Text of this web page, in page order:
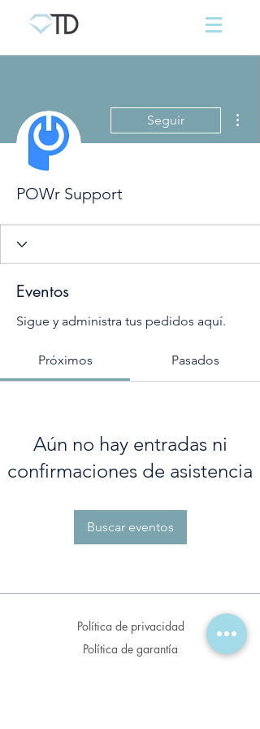
Seguir
POWr Support
Eventos
Sigue y administra tus pedidos aquí.
Próximos Pasados
Aún no hay entradas ni
confirmaciones de asistencia
Buscar eventos
Política de privacidad
Política de garantía